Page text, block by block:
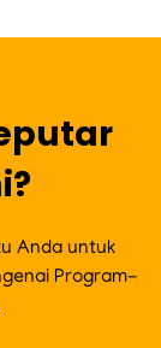
Anda untuk
Program-